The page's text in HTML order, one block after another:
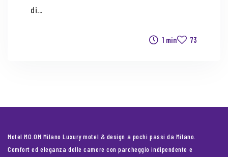
di...
73
1 min
Motel MO.OM Milano Luxury motel & design a pochi passi da Milano.
Comfort ed eleganza delle camere con parcheggio indipendente e